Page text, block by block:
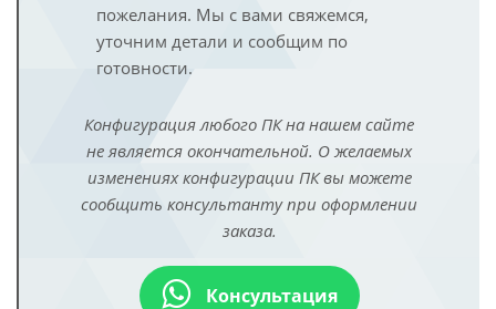
пожелания. Мы с вами свяжемся,
уточним детали и сообщим по
готовности.
Конфигурация любого ПК на нашем сайте
не является окончательной. О желаемых
изменениях конфигурации ПК вы можете
сообщить консультанту при оформлении
заказа.
Консультация